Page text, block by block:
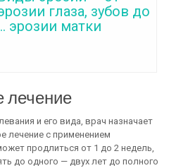
глаза, зубов до
эрозии матки
лечение
и его вида, врач назначает
лечение с применением
продлиться от 1 до 2 недель,
до одного — двух лет до полного